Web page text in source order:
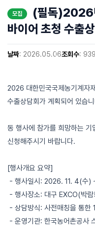
모집
(필독)2026
바이어 초청 수출
날짜: 2026.05.06조회수: 939
2026 대한민국국제농기계자
수출상담회가 계획되어 있습
동 행사에 참가를 희망하는 기
신청해주시기 바랍니다.
[행사개요 요약]
- 행사일시: 2026. 11. 4(수)
- 행사장소: 대구 EXCO(박
- 상담방식: 사전매칭을 통한
- 운영기관: 한국농어촌공